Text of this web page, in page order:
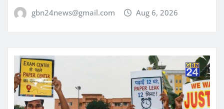
gbn24news@gmail.com Aug 6, 2026